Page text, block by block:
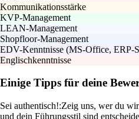
Kommunikationsstärke
KVP-Management
LEAN-Management
Shopfloor-Management
EDV-Kenntnisse (MS-Office, ERP-
Englischkenntnisse
Einige Tipps für deine
Sei authentisch!:Zeig uns, wer du
und dein Führungsstil sind